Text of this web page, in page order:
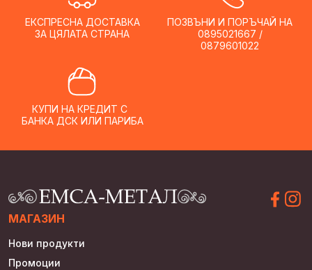
chosen
on
the
ЕКСПРЕСНА ДОСТАВКА
ЗА ЦЯЛАТА СТРАНА
ПОЗВЪНИ И ПОРЪЧАЙ НА
0895021667 /
0879601022
КУПИ НА КРЕДИТ С
БАНКА ДСК ИЛИ ПАРИБА
МАГАЗИН
Нови продукти
Промоции